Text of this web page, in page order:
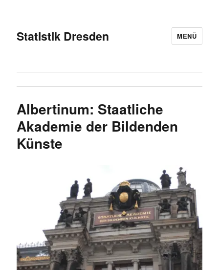
Statistik Dresden MENÜ
Albertinum: Staatliche
Akademie der Bildenden
Künste